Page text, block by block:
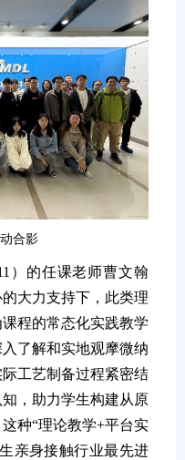
合影
）的任课老师曹文翰
大力支持下，此类理
程的常态化实践教学
了解和实地观摩微纳
工艺制备过程紧密结
，助力学生构建从原
种“理论教学+平台实
亲身接触行业最先进